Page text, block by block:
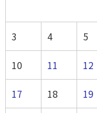
3 4 5
10 11 12
17 18 19